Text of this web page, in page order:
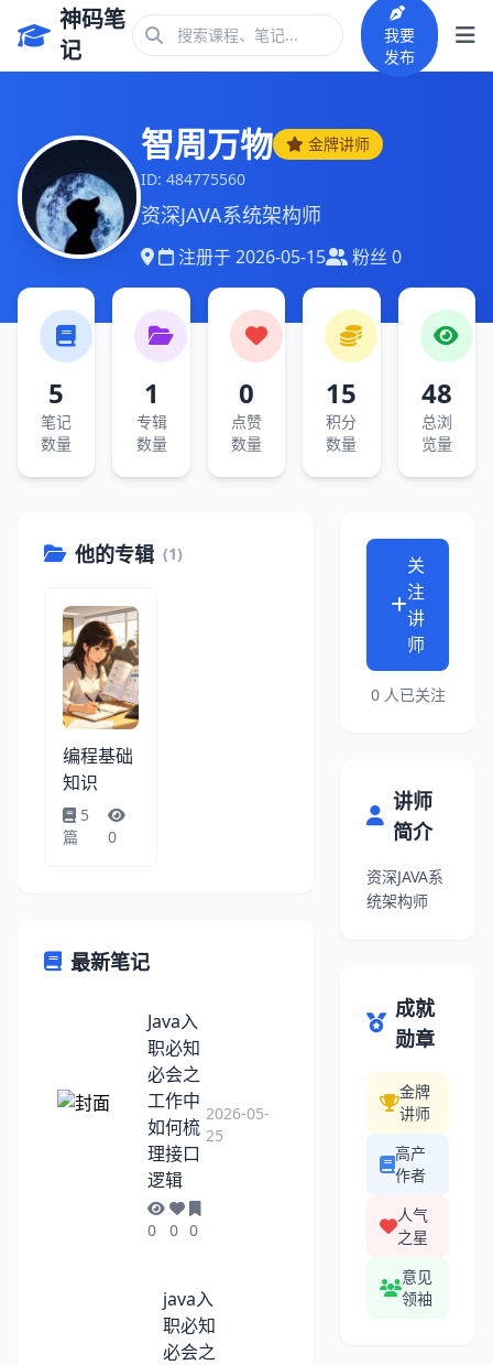
神码笔
记
我要
发布
智周万物
金牌讲师
ID: 484775560
资深JAVA系统架构师
注册于2026-05-15 粉丝 0
5
笔记
数量
1
专辑
数量
0
点赞
数量
15
积分
数量
48
总浏
览量
他的专辑 (1)
编程基础
知识
5
篇
0
最新笔记
Java入
职必知
必会之
工作中
如何梳
理接口
逻辑
0 0 0
2026-05-
25
java入
职必知
必会之
关
注
讲
师
0人已关注
讲师
简介
资深JAVA系
统架构师
成就
勋章
金牌
讲师
高产
作者
人气
之星
意见
领袖